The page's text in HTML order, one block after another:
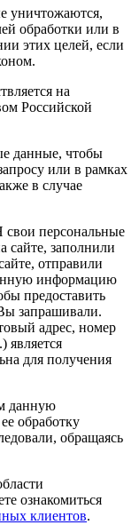
уничтожаются,
обработки или в
этих целей, если
на
Российской
данные, чтобы
или в рамках
в случае
персональные
сайте, заполнили
отправили
информацию
предоставить
запрашивали.
адрес, номер
является
для получения
данную
обработку
обращаясь
ознакомиться
клиентов.